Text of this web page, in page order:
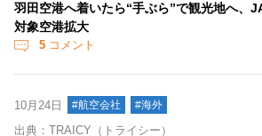
羽田空港へ着いたら“手ぶら”で観光地へ、
対象空港拡大
5 コメント
10月24日 #航空会社 #海外
出典：TRAICY（トライシー）